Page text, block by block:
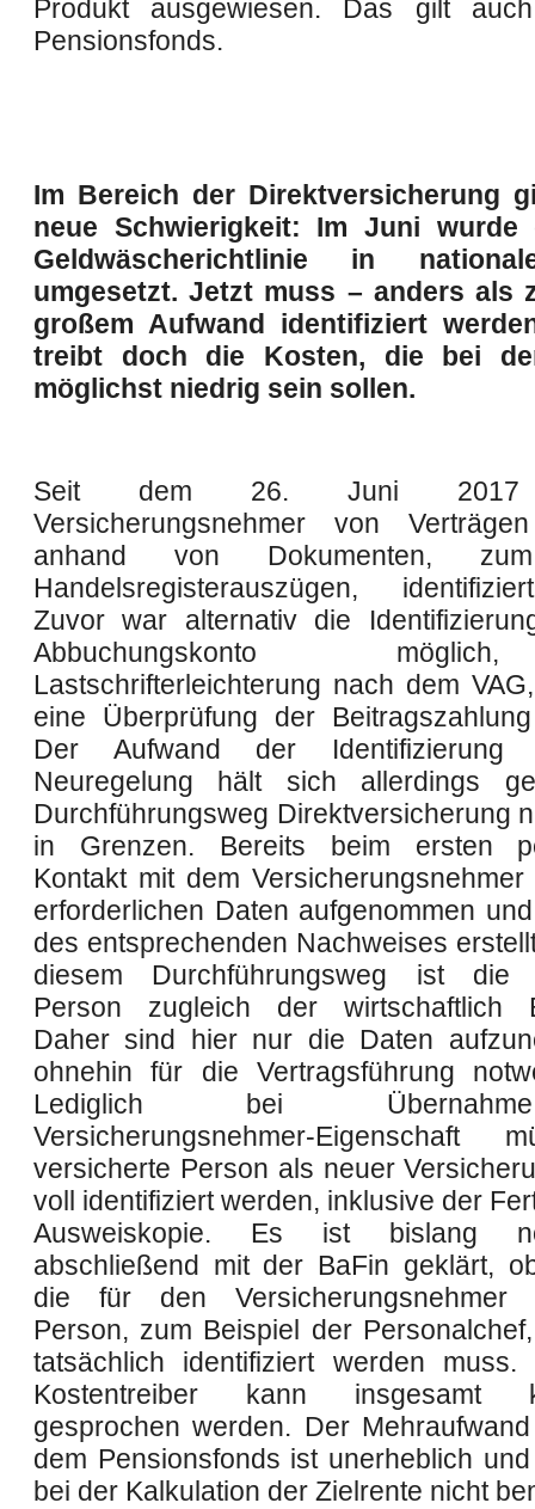
Produkt ausgewiesen. Das gilt
Pensionsfonds.
Im Bereich der Direktversicherung
neue Schwierigkeit: Im Juni wurde
Geldwäscherichtlinie in
umgesetzt. Jetzt muss – anders als
großem Aufwand identifiziert
treibt doch die Kosten, die bei
möglichst niedrig sein sollen.
Seit dem 26. Juni 2017
Versicherungsnehmer von
anhand von Dokumenten,
Handelsregisterauszügen,
Zuvor war alternativ die
Abbuchungskonto
Lastschrifterleichterung nach dem
eine Überprüfung der
Der Aufwand der
Neuregelung hält sich allerdings
Durchführungsweg Direktversicherung
in Grenzen. Bereits beim ersten
Kontakt mit dem
erforderlichen Daten aufgenommen
des entsprechenden Nachweises
diesem Durchführungsweg ist die
Person zugleich der wirtschaftlich
Daher sind hier nur die Daten
ohnehin für die Vertragsführung
Lediglich bei
Versicherungsnehmer-Eigenschaft
versicherte Person als neuer
voll identifiziert werden, inklusive der
Ausweiskopie. Es ist bislang
abschließend mit der BaFin geklärt,
die für den Versicherungsnehmer
Person, zum Beispiel der
tatsächlich identifiziert werden muss.
Kostentreiber kann insgesamt
gesprochen werden. Der
dem Pensionsfonds ist unerheblich
bei der Kalkulation der Zielrente nicht